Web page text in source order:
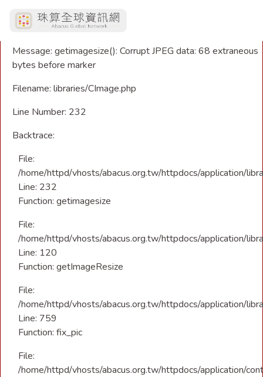
A PHP Error was encountered
Severity: Warning
Message: getimagesize(): Corrupt JPEG data: 68 extraneous
bytes before marker
Filename: libraries/CImage.php
Line Number: 232
Backtrace:
File:
/home/httpd/vhosts/abacus.org.tw/httpdocs/application/
Line: 232
Function: getimagesize
File:
/home/httpd/vhosts/abacus.org.tw/httpdocs/application/
Line: 120
Function: getImageResize
File:
/home/httpd/vhosts/abacus.org.tw/httpdocs/application/
Line: 759
Function: fix_pic
File:
/home/httpd/vhosts/abacus.org.tw/httpdocs/application/